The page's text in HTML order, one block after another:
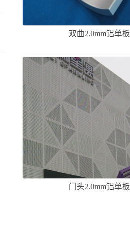
双曲2.0mm铝单板
门头2.0mm铝单板